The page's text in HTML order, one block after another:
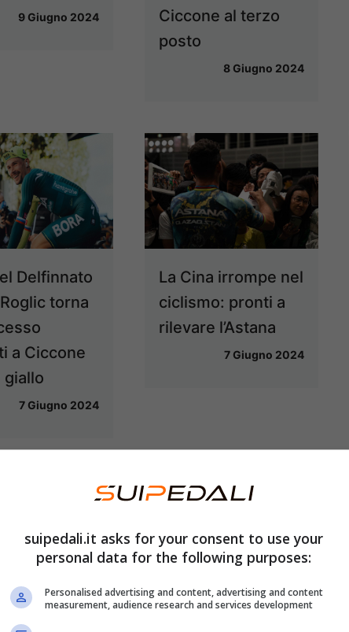
9 Giugno 2024
Ciccone al terzo
posto
8 Giugno 2024
Delfinnato
torna
a Ciccone
giallo
7 Giugno 2024
La Cina irrompe nel
ciclismo: pronti a
rilevare l’Astana
7 Giugno 2024
Delfinato
Giro del Delfinato
suipedali.it asks for your consent to use your
personal data for the following purposes:
Personalised advertising and content, advertising and content
measurement, audience research and services development